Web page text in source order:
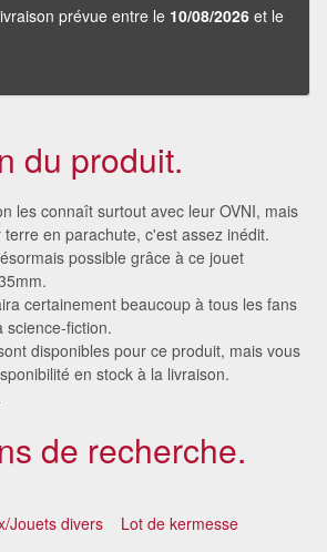
prévue entre le 10/08/2026 et le
du produit.
les connaît surtout avec leur OVNI, mais
en parachute, c'est assez inédit.
possible grâce à ce jouet
certainement beaucoup à tous les fans
science-fiction.
disponibles pour ce produit, mais vous
en stock à la livraison.
de recherche.
Jouets divers Lot de kermesse